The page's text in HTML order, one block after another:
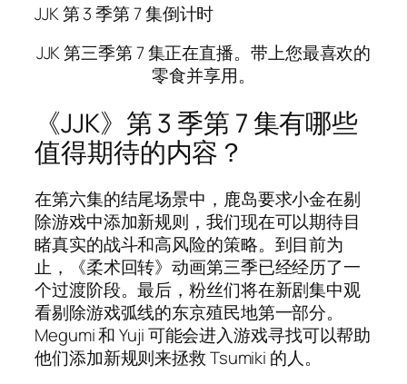
JJK 第 3 季第 7 集倒计时
JJK 第三季第 7 集正在直播。带上您最喜欢的
零食并享用。
《JJK》第 3 季第 7 集有哪些
值得期待的内容？
在第六集的结尾场景中，鹿岛要求小金在剔
除游戏中添加新规则，我们现在可以期待目
睹真实的战斗和高风险的策略。到目前为
止，《柔术回转》动画第三季已经经历了一
个过渡阶段。最后，粉丝们将在新剧集中观
看剔除游戏弧线的东京殖民地第一部分。
Megumi 和 Yuji 可能会进入游戏寻找可以帮助
他们添加新规则来拯救 Tsumiki 的人。